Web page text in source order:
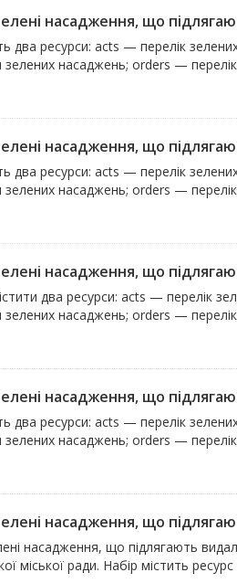
насадження, що
два ресурси: acts — перелік
насаджень; orders — перелік
насадження, що
два ресурси: acts — перелік
насаджень; orders — перелік
насадження, що
два ресурси: acts — перелік
насаджень; orders — перелік
насадження, що
два ресурси: acts — перелік
насаджень; orders — перелік
насадження, що
насадження, що підлягають
міської ради. Набір містить